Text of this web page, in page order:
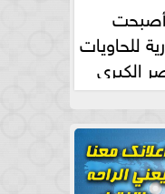
أصبحت
للحاويات
الكبري